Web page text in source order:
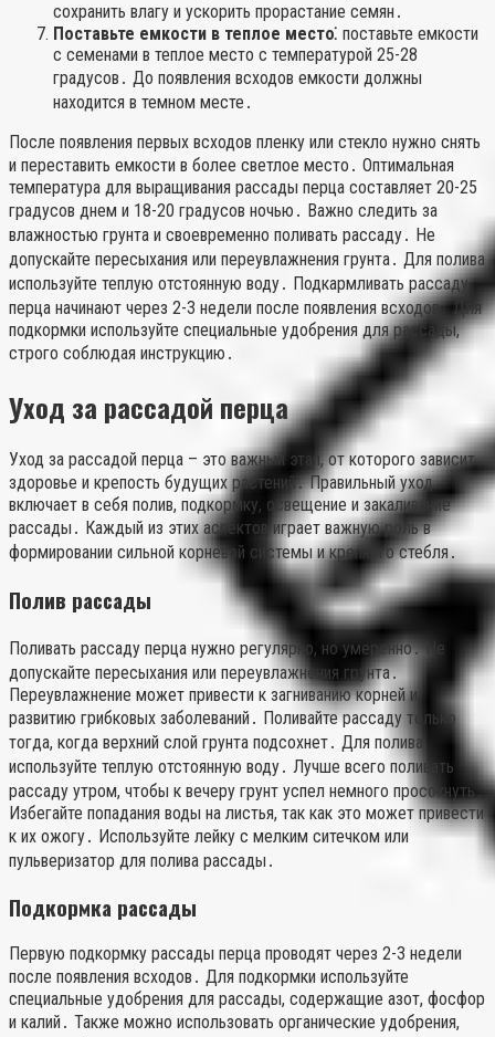
сохранить влагу и ускорить прорастание семян․
Поставьте емкости в теплое место⁚ поставьте емкости
с семенами в теплое место с температурой 25-28
градусов․ До появления всходов емкости должны
находится в темном месте․
После появления первых всходов пленку или стекло нужно снять
и переставить емкости в более светлое место․ Оптимальная
температура для выращивания рассады перца составляет 20-25
градусов днем и 18-20 градусов ночью․ Важно следить за
влажностью грунта и своевременно поливать рассаду․ Не
допускайте пересыхания или переувлажнения грунта․ Для полива
используйте теплую отстоянную воду․ Подкармливать рассаду
перца начинают через 2-3 недели после появления всходов․ Для
подкормки используйте специальные удобрения для рассады,
строго соблюдая инструкцию․
Уход за рассадой перца
Уход за рассадой перца – это важный этап, от которого зависит
здоровье и крепость будущих растений․ Правильный уход
включает в себя полив, подкормку, освещение и закаливание
рассады․ Каждый из этих аспектов играет важную роль в
формировании сильной корневой системы и крепкого стебля․
Полив рассады
Поливать рассаду перца нужно регулярно, но умеренно․ Не
допускайте пересыхания или переувлажнения грунта․
Переувлажнение может привести к загниванию корней и
развитию грибковых заболеваний․ Поливайте рассаду только
тогда, когда верхний слой грунта подсохнет․ Для полива
используйте теплую отстоянную воду․ Лучше всего поливать
рассаду утром, чтобы к вечеру грунт успел немного просохнуть․
Избегайте попадания воды на листья, так как это может привести
к их ожогу․ Используйте лейку с мелким ситечком или
пульверизатор для полива рассады․
Подкормка рассады
Первую подкормку рассады перца проводят через 2-3 недели
после появления всходов․ Для подкормки используйте
специальные удобрения для рассады, содержащие азот, фосфор
и калий․ Также можно использовать органические удобрения,